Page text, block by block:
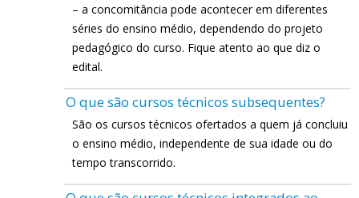
– a concomitância pode acontecer em diferentes
séries do ensino médio, dependendo do projeto
pedagógico do curso. Fique atento ao que diz o
edital.
O que são cursos técnicos subsequentes?
São os cursos técnicos ofertados a quem já concluiu
o ensino médio, independente de sua idade ou do
tempo transcorrido.